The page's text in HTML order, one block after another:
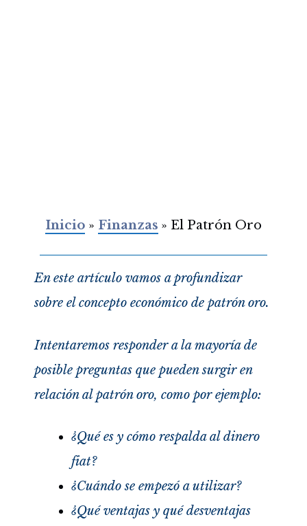
Inicio» Finanzas » El Patrón Oro
En este artículo vamos a profundizar
sobre el concepto económico de patrón oro.
Intentaremos responder a la mayoría de
posible preguntas que pueden surgir en
relación al patrón oro, como por ejemplo:
¿Qué es y cómo respalda al dinero
fiat?
¿Cuándo se empezó a utilizar?
¿Qué ventajas y qué desventajas